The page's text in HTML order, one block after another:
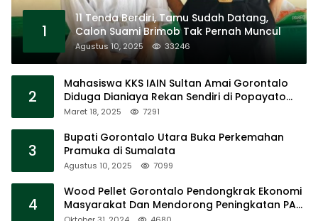
1
11 Tenda Berdiri, Tamu Sudah Datang,
Calon Suami Brimob Tak Pernah Muncul
Agustus 10, 2025 33246
2
Mahasiswa KKS IAIN Sultan Amai Gorontalo
Diduga Dianiaya Rekan Sendiri di Popayato
Barat
Maret 18, 2025 7291
3
Bupati Gorontalo Utara Buka Perkemahan
Pramuka di Sumalata
Agustus 10, 2025 7099
4
Wood Pellet Gorontalo Pendongkrak Ekonomi
Masyarakat Dan Mendorong Peningkatan PAD